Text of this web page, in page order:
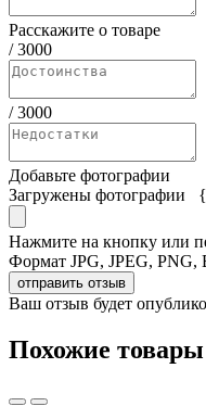
Расскажите о товаре
/3000
/3000
Добавьте фотографии
Загружены фотографии
Нажмите на кнопку или
Формат JPG, JPEG, PNG,
отправить отзыв
Ваш отзыв будет
Похожие товары